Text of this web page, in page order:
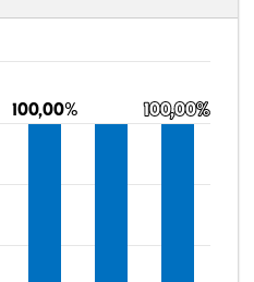
100,00%
100,00% 100,00%
100,00%